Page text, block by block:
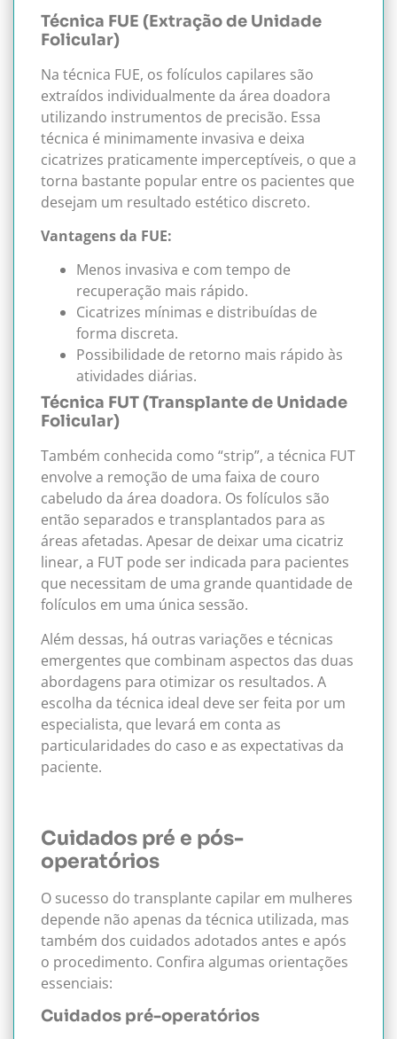
Técnica FUE (Extração de Unidade
Folicular)
Na técnica FUE, os folículos capilares são
extraídos individualmente da área doadora
utilizando instrumentos de precisão. Essa
técnica é minimamente invasiva e deixa
cicatrizes praticamente imperceptíveis, o que a
torna bastante popular entre os pacientes que
desejam um resultado estético discreto.
Vantagens da FUE:
Menos invasiva e com tempo de
recuperação mais rápido.
Cicatrizes mínimas e distribuídas de
forma discreta.
Possibilidade de retorno mais rápido às
atividades diárias.
Técnica FUT (Transplante de Unidade
Folicular)
Também conhecida como “strip”, a técnica FUT
envolve a remoção de uma faixa de couro
cabeludo da área doadora. Os folículos são
então separados e transplantados para as
áreas afetadas. Apesar de deixar uma cicatriz
linear, a FUT pode ser indicada para pacientes
que necessitam de uma grande quantidade de
folículos em uma única sessão.
Além dessas, há outras variações e técnicas
emergentes que combinam aspectos das duas
abordagens para otimizar os resultados. A
escolha da técnica ideal deve ser feita por um
especialista, que levará em conta as
particularidades do caso e as expectativas da
paciente.
Cuidados pré e pós-
operatórios
O sucesso do transplante capilar em mulheres
depende não apenas da técnica utilizada, mas
também dos cuidados adotados antes e após
o procedimento. Confira algumas orientações
essenciais:
Cuidados pré-operatórios